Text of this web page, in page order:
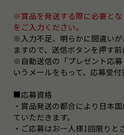
※賞品を発送する際に必要と
をご入力ください。
※入力不足、明らかに間違い
ますので、送信ボタンを押す前
※自動送信の「プレゼント応
いうメールをもって、応募受付
■応募資格
・賞品発送の都合により日本
ていただきます。
・ご応募はお一人様1回限りと